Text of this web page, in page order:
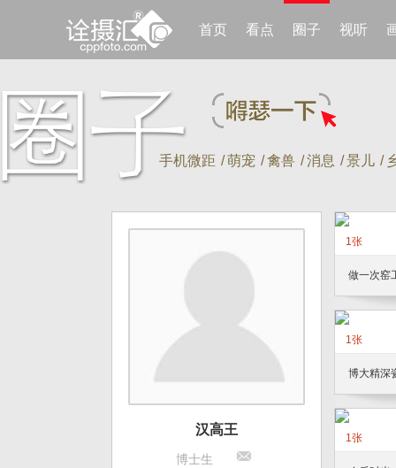
首页 看点 圈子 视听
手机微距 /萌宠 /禽兽 /消息 /景儿 /
汉高王
博士生
1张
做一次窑
1张
博大精深
1张